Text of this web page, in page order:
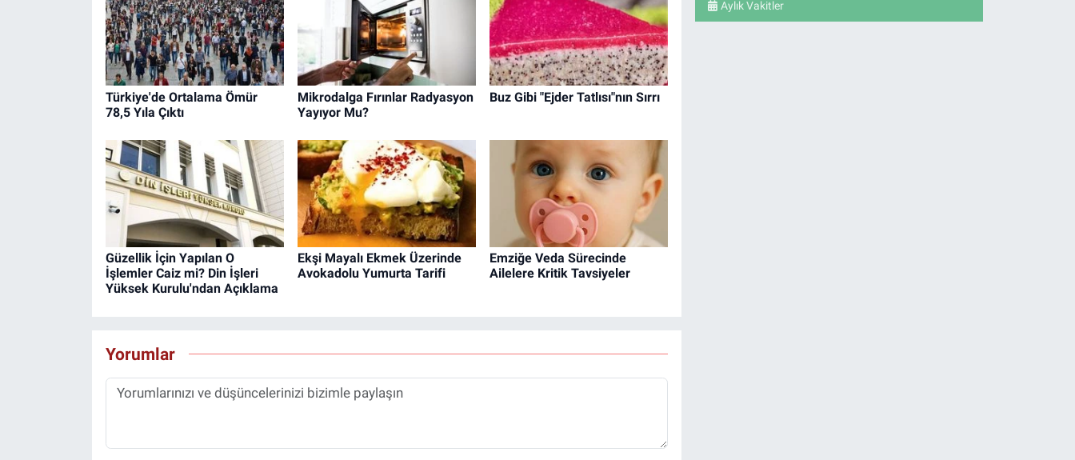
Türkiye'de Ortalama Ömür
78,5 Yıla Çıktı
Mikrodalga Fırınlar Radyasyon
Yayıyor Mu?
Buz Gibi "Ejder Tatlısı"nın Sırrı
Güzellik İçin Yapılan O
İşlemler Caiz mi? Din İşleri
Yüksek Kurulu'ndan Açıklama
Ekşi Mayalı Ekmek Üzerinde
Avokadolu Yumurta Tarifi
Emziğe Veda Sürecinde
Ailelere Kritik Tavsiyeler
Yorumlar
Aylık Vakitler